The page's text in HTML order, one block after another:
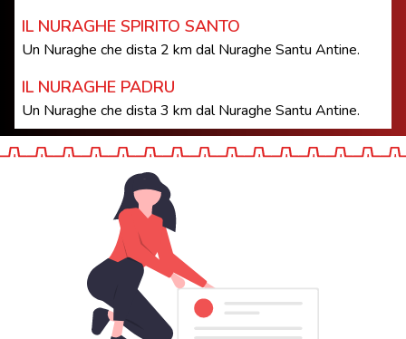
IL NURAGHE SPIRITO SANTO
Un Nuraghe che dista 2 km dal Nuraghe Santu Antine.
IL NURAGHE PADRU
Un Nuraghe che dista 3 km dal Nuraghe Santu Antine.